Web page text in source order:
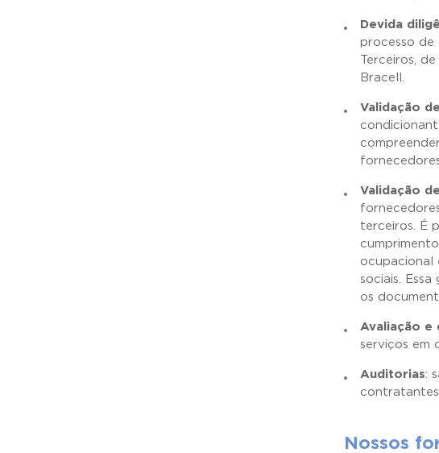
Devida
processo de
Terceiros,
Bracell.
Validação
Validação
terceiros. É
ocupacional
sociais.
os
Avaliação e
serviços em
Auditorias:
contratantes
Nossos